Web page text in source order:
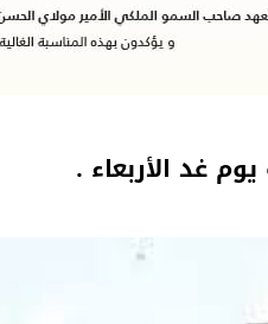
غد الأربعاء .